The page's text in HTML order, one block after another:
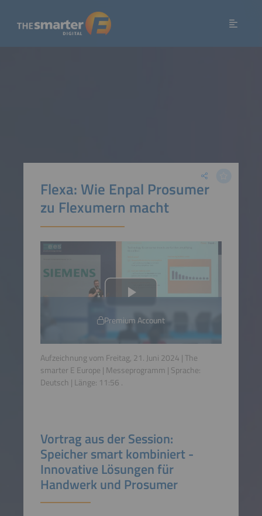
Flexa: Wie Enpal Prosumer
zu Flexumern macht
Premium Account
Aufzeichnung vom Freitag, 21. Juni 2024 | The
smarter E Europe | Messeprogramm | Sprache:
Deutsch | Länge: 11:56 .
Vortrag aus der Session:
Speicher smart kombiniert -
Innovative Lösungen für
Handwerk und Prosumer